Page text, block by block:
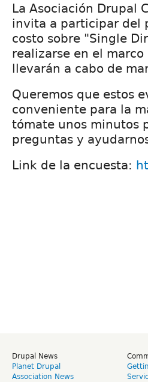
La Asociación Drupal
invita a participar del
costo sobre "Single
realizarse en el
llevarán a cabo de
Queremos que estos
conveniente para la
tómate unos minutos
preguntas y
Link de la encuesta:
Drupal News
Planet Drupal
Association News